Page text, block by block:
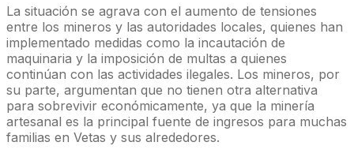
La situación se agrava con el aumento de tensiones
entre los mineros y las autoridades locales, quienes han
implementado medidas como la incautación de
maquinaria y la imposición de multas a quienes
continúan con las actividades ilegales. Los mineros, por
su parte, argumentan que no tienen otra alternativa
para sobrevivir económicamente, ya que la minería
artesanal es la principal fuente de ingresos para muchas
familias en Vetas y sus alrededores.